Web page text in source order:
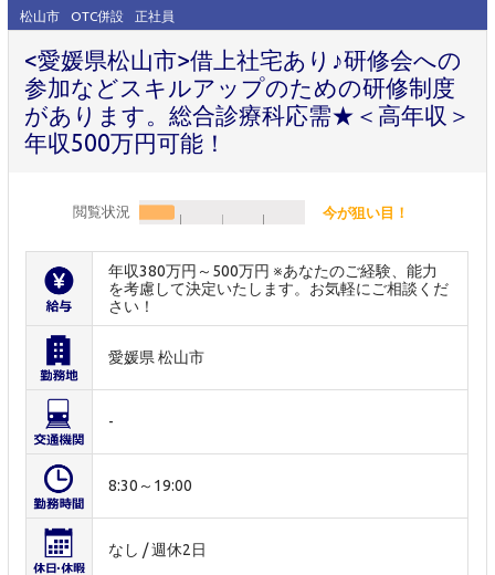
松山市 OTC併設 正社員
<愛媛県松山市>借上社宅あり♪研修会への
参加などスキルアップのための研修制度
があります。総合診療科応需★＜高年収＞
年収500万円可能！
閲覧状況 今が狙い目！
年収380万円～500万円 ※あなたのご経験、能力
を考慮して決定いたします。お気軽にご相談くだ
さい！
愛媛県 松山市
-
8:30～19:00
なし / 週休2日